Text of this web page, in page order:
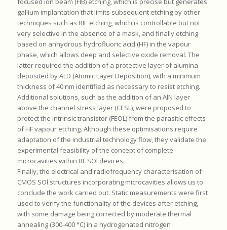
gallium implantation that limits subsequent etching by other
techniques such as RIE etching, which is controllable but not
very selective in the absence of a mask, and finally etching
based on anhydrous hydrofluoric acid (HF) in the vapour
phase, which allows deep and selective oxide removal. The
latter required the addition of a protective layer of alumina
deposited by ALD (Atomic Layer Deposition), with a minimum
thickness of 40 nm identified as necessary to resist etching.
Additional solutions, such as the addition of an AlN layer
above the channel stress layer (CESL), were proposed to
protect the intrinsic transistor (FEOL) from the parasitic effects
of HF vapour etching. Although these optimisations require
adaptation of the industrial technology flow, they validate the
experimental feasibility of the concept of complete
microcavities within RF SOl devices.
Finally, the electrical and radiofrequency characterisation of
CMOS SOl structures incorporating microcavities allows us to
conclude the work carried out. Static measurements were first
used to verify the functionality of the devices after etching,
with some damage being corrected by moderate thermal
annealing (300-400 °C) in a hydrogenated nitrogen